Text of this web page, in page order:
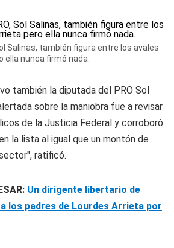
Salinas, también figura entre los avales
ella nunca firmó nada.
también la diputada del PRO Sol
sobre la maniobra fue a revisar
de la Justicia Federal y corroboró
la lista al igual que un montón de
ratificó.
Un dirigente libertario de
los padres de Lourdes Arrieta por